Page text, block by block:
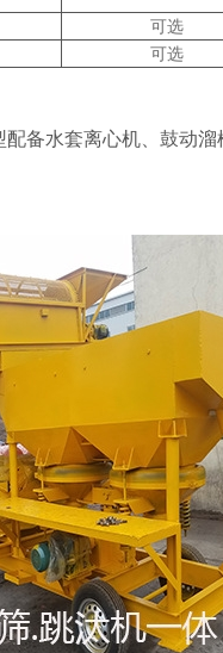
可选
可选
备水套离心机、鼓动